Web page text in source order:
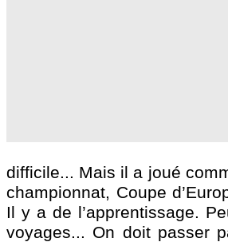
difficile... Mais il a joué
championnat, Coupe
Il y a de l’apprentissage.
voyages... On doit passer